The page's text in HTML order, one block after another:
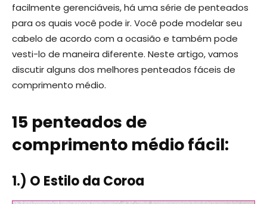
facilmente gerenciáveis, há uma série de penteados
para os quais você pode ir. Você pode modelar seu
cabelo de acordo com a ocasião e também pode
vesti-lo de maneira diferente. Neste artigo, vamos
discutir alguns dos melhores penteados fáceis de
comprimento médio.
15 penteados de
comprimento médio fácil:
1.) O Estilo da Coroa